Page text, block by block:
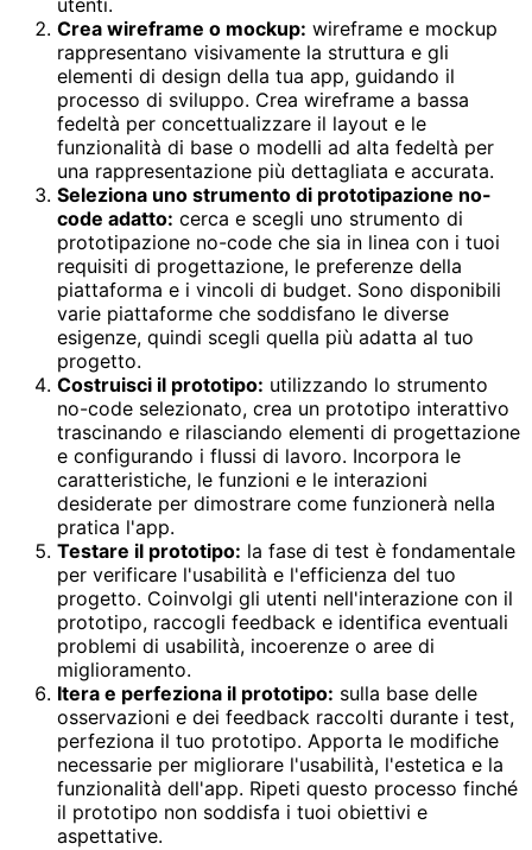
utenti.
Crea wireframe o mockup: wireframe e mockup
rappresentano visivamente la struttura e gli
elementi di design della tua app, guidando il
processo di sviluppo. Crea wireframe a bassa
fedeltà per concettualizzare il layout e le
funzionalità di base o modelli ad alta fedeltà per
una rappresentazione più dettagliata e accurata.
Seleziona uno strumento di prototipazione no-
code adatto: cerca e scegli uno strumento di
prototipazione no-code che sia in linea con i tuoi
requisiti di progettazione, le preferenze della
piattaforma e i vincoli di budget. Sono disponibili
varie piattaforme che soddisfano le diverse
esigenze, quindi scegli quella più adatta al tuo
progetto.
Costruisci il prototipo: utilizzando lo strumento
no-code selezionato, crea un prototipo interattivo
trascinando e rilasciando elementi di progettazione
e configurando i flussi di lavoro. Incorpora le
caratteristiche, le funzioni e le interazioni
desiderate per dimostrare come funzionerà nella
pratica l'app.
Testare il prototipo: la fase di test è fondamentale
per verificare l'usabilità e l'efficienza del tuo
progetto. Coinvolgi gli utenti nell'interazione con il
prototipo, raccogli feedback e identifica eventuali
problemi di usabilità, incoerenze o aree di
miglioramento.
Itera e perfeziona il prototipo: sulla base delle
osservazioni e dei feedback raccolti durante i test,
perfeziona il tuo prototipo. Apporta le modifiche
necessarie per migliorare l'usabilità, l'estetica e la
funzionalità dell'app. Ripeti questo processo finché
il prototipo non soddisfa i tuoi obiettivi e
aspettative.